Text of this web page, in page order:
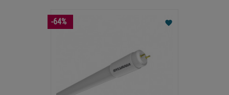
favorite
-64%